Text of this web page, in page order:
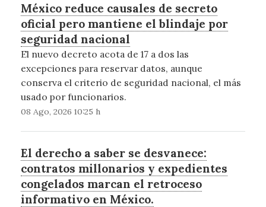
México reduce causales de secreto
oficial pero mantiene el blindaje por
seguridad nacional
El nuevo decreto acota de 17 a dos las
excepciones para reservar datos, aunque
conserva el criterio de seguridad nacional, el más
usado por funcionarios.
08 Ago, 2026 10:25 h
El derecho a saber se desvanece:
contratos millonarios y expedientes
congelados marcan el retroceso
informativo en México.